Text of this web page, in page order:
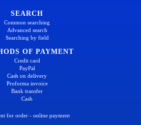
SEARCH
Common searching
Advanced search
Searching by field
OF PAYMENT
Credit card
PayPal
Cash on delivery
Proforma invoice
Bank transfer
Cash
for order - online payment